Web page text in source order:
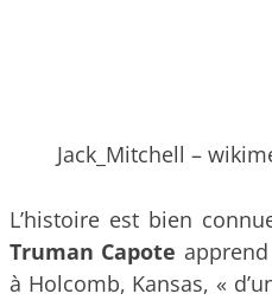
Jack_Mitchell –
L’histoire est bien
Truman Capote
à Holcomb, Kansas, «